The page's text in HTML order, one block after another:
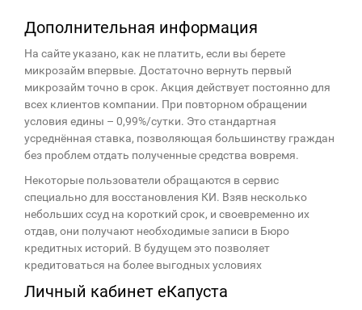
кредитовании, и выгода ощутима только на
краткосрочных микрозаймах. Пароль, выдаваемый при
регистрации стоит заменить более надёжной
комбинацией символов. Необходимо
фотографироваться и присылать фото документов,
которые останутся на серверах МФО.
Некоторые заёмщики жалуются, что при просрочке
сотрудники eKapusta обзванивают номера
родственников, иных лиц, которые не знали о наличии
долга. Этот пункт актуален для любой микрофинансовой
организации.
Если вы хотели бы погашать долг частями, такой опции
на сайте не предусмотрено. Ссуда возвращается только
полностью в сроки, установленные заключенным
договором.
Дополнительная информация
На сайте указано, как не платить, если вы берете
микрозайм впервые. Достаточно вернуть первый
микрозайм точно в срок. Акция действует постоянно для
всех клиентов компании. При повторном обращении
условия едины – 0,99%/сутки. Это стандартная
усреднённая ставка, позволяющая большинству граждан
без проблем отдать полученные средства вовремя.
Некоторые пользователи обращаются в сервис
специально для восстановления КИ. Взяв несколько
небольших ссуд на короткий срок, и своевременно их
отдав, они получают необходимые записи в Бюро
кредитных историй. В будущем это позволяет
кредитоваться на более выгодных условиях
Личный кабинет еКапуста